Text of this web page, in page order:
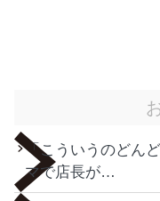
「こういうのどん
マで店長が…